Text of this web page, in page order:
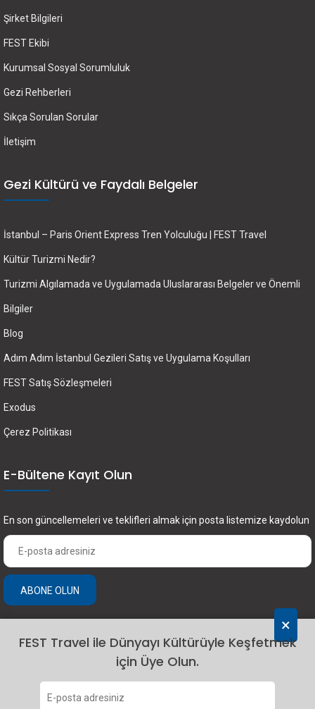
×
FEST Travel ile Dünyayı Kültürüyle Keşfetmek
için Üye Olun.
Şirket Bilgileri
FEST Ekibi
Kurumsal Sosyal Sorumluluk
Gezi Rehberleri
Sıkça Sorulan Sorular
İletişim
Gezi Kültürü ve Faydalı Belgeler
İstanbul – Paris Orient Express Tren Yolculuğu | FEST Travel
Kültür Turizmi Nedir?
Turizmi Algılamada ve Uygulamada Uluslararası Belgeler ve Önemli
Bilgiler
Blog
Adım Adım İstanbul Gezileri Satış ve Uygulama Koşulları
FEST Satış Sözleşmeleri
Exodus
Çerez Politikası
E-Bültene Kayıt Olun
En son güncellemeleri ve teklifleri almak için posta listemize kaydolun
ABONE OLUN
2024 Fest Travel. Tüm hakları saklıdır.